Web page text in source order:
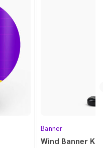
Banner
Wind Banner